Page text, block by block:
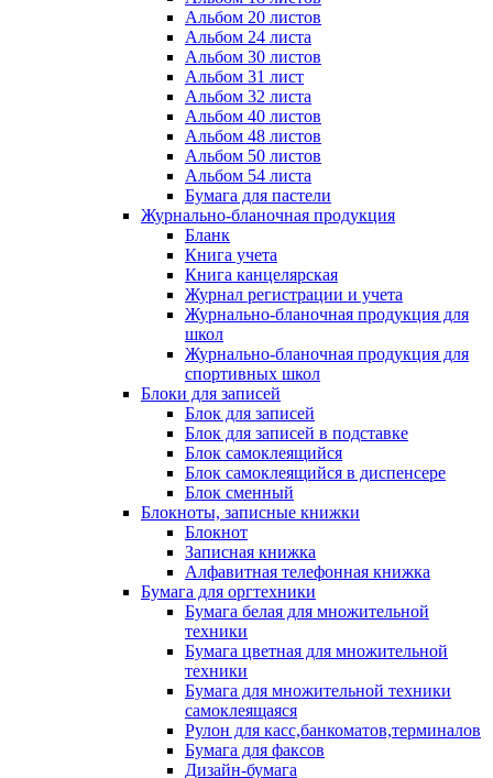
Альбом 20 листов
Альбом 24 листа
Альбом 30 листов
Альбом 31 лист
Альбом 32 листа
Альбом 40 листов
Альбом 48 листов
Альбом 50 листов
Альбом 54 листа
Бумага для пастели
Журнально-бланочная продукция
Бланк
Книга учета
Книга канцелярская
Журнал регистрации и учета
Журнально-бланочная продукция для
школ
Журнально-бланочная продукция для
спортивных школ
Блоки для записей
Блок для записей
Блок для записей в подставке
Блок самоклеящийся
Блок самоклеящийся в диспенсере
Блок сменный
Блокноты, записные книжки
Блокнот
Записная книжка
Алфавитная телефонная книжка
Бумага для оргтехники
Бумага белая для множительной
техники
Бумага цветная для множительной
техники
Бумага для множительной техники
самоклеящаяся
Рулон для касс,банкоматов,терминалов
Бумага для факсов
Дизайн-бумага